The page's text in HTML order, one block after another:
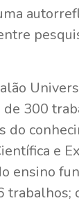
de 300
do
e
ensino
trabalhos;